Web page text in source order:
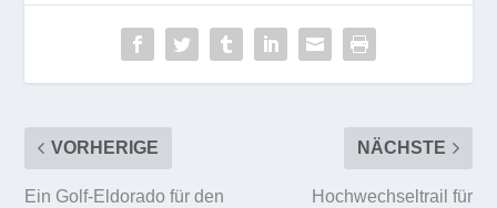
VORHERIGE
Ein Golf-Eldorado für den
NÄCHSTE
Hochwechseltrail für